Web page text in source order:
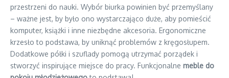
przestrzeni do nauki. Wybór biurka powinien być przemyślany
– ważne jest, by było ono wystarczająco duże, aby pomieścić
komputer, książki i inne niezbędne akcesoria. Ergonomiczne
krzesło to podstawa, by uniknąć problemów z kręgosłupem.
Dodatkowe półki i szuflady pomogą utrzymać porządek i
stworzyć inspirujące miejsce do pracy. Funkcjonalne meble do